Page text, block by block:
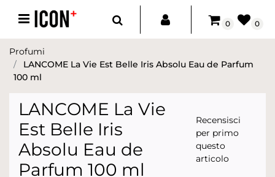
Open menu
0 0
Profumi
LANCOME La Vie Est Belle Iris Absolu Eau de Parfum
100 ml
LANCOME La Vie
Est Belle Iris
Absolu Eau de
Parfum 100 ml
Recensisci
per primo
questo
articolo